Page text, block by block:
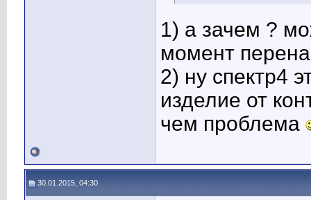
1) а зачем ?
момент
2) ну спектр4
изделие от
чем проблема
30.01.2015, 04:30